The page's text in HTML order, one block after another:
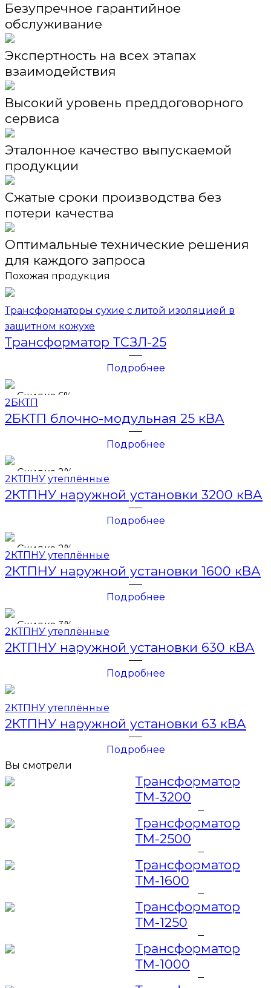
Безупречное гарантийное
обслуживание
Экспертность на всех этапах
взаимодействия
Высокий уровень преддоговорного
сервиса
Эталонное качество выпускаемой
продукции
Сжатые сроки производства без
потери качества
Оптимальные технические решения
для каждого запроса
Похожая продукция
Трансформаторы сухие с литой изоляцией в
защитном кожухе
Трансформатор ТСЗЛ-25
Подробнее
Скидка 6%
2БКТП
2БКТП блочно-модульная 25 кВА
Подробнее
Скидка 2%
2КТПНУ утеплённые
2КТПНУ наружной установки 3200 кВА
Подробнее
Скидка 2%
2КТПНУ утеплённые
2КТПНУ наружной установки 1600 кВА
Подробнее
Скидка 3%
2КТПНУ утеплённые
2КТПНУ наружной установки 630 кВА
Подробнее
2КТПНУ утеплённые
2КТПНУ наружной установки 63 кВА
Подробнее
Вы смотрели
Трансформатор
ТМ-3200
Трансформатор
ТМ-2500
Трансформатор
ТМ-1600
Трансформатор
ТМ-1250
Трансформатор
ТМ-1000